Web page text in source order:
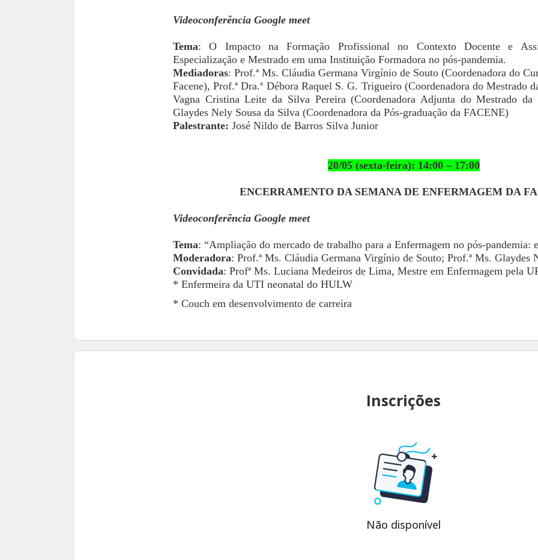
Videoconferência Google meet
Tema: O Impacto na Formação Profissional no Contexto Docente e
Especialização e Mestrado em uma Instituição Formadora no pós-pandemia.
Mediadoras: Prof.ª Ms. Cláudia Germana Virgínio de Souto (Coordenadora do
Facene), Prof.ª Dra.ª Débora Raquel S. G. Trigueiro (Coordenadora do Mestrado
Vagna Cristina Leite da Silva Pereira (Coordenadora Adjunta do Mestrado da
Glaydes Nely Sousa da Silva (Coordenadora da Pós-graduação da FACENE)
Palestrante: José Nildo de Barros Silva Junior
20/05 (sexta-feira): 14:00 – 17:00
ENCERRAMENTO DA SEMANA DE ENFERMAGEM DA
Videoconferência Google meet
Tema: “Ampliação do mercado de trabalho para a Enfermagem no pós-pandemia:
Moderadora: Prof.ª Ms. Cláudia Germana Virgínio de Souto; Prof.ª Ms. Glaydes
Convidada: Profª Ms. Luciana Medeiros de Lima, Mestre em Enfermagem pela
* Enfermeira da UTI neonatal do HULW
* Couch em desenvolvimento de carreira
Inscrições
Não disponível